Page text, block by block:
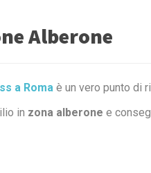
Alberone
a Roma è un vero punto di
in zona alberone e